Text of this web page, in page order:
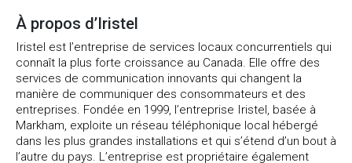
À propos d’Iristel
Iristel est l’entreprise de services locaux concurrentiels qui
connaît la plus forte croissance au Canada. Elle offre des
services de communication innovants qui changent la
manière de communiquer des consommateurs et des
entreprises. Fondée en 1999, l’entreprise Iristel, basée à
Markham, exploite un réseau téléphonique local hébergé
dans les plus grandes installations et qui s’étend d’un bout à
l’autre du pays. L’entreprise est propriétaire également